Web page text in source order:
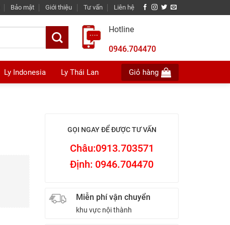
Bảo mật Giới thiệu Tư vấn Liên hệ
Hotline
0946.704470
Ly Indonesia Ly Thái Lan Giỏ hàng
GỌI NGAY ĐỂ ĐƯỢC TƯ VẤN
Châu:0913.703571
Định: 0946.704470
Miễn phí vận chuyển
khu vực nội thành